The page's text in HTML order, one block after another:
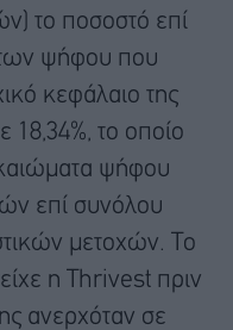
το ποσοστό επί
ψήφου που
κεφάλαιο της
18,34%, το οποίο
ψήφου
επί συνόλου
μετοχών. Το
η Thrivest πριν
ανερχόταν σε